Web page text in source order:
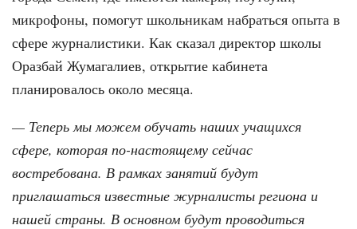
микрофоны, помогут школьникам набраться опыта в
сфере журналистики. Как сказал директор школы
Оразбай Жумагалиев, открытие кабинета
планировалось около месяца.
— Теперь мы можем обучать наших учащихся
сфере, которая по-настоящему сейчас
востребована. В рамках занятий будут
приглашаться известные журналисты региона и
нашей страны. В основном будут проводиться